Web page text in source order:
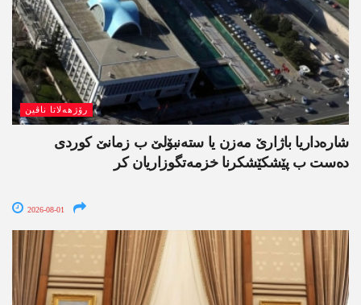
رۆژھەلاتا ناڤین
شارەداریا باژارێ مەزن یا ستەنبۆلێ ب زمانێ کوردی
دەست ب پێشکێشکرنا خزمەتگوزاریان کر
2026-08-01